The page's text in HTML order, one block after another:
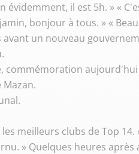
évidemment, il est 5h. » «
bonjour à tous. » «
un nouveau
commémoration
meilleurs clubs de Top
» Quelques heures